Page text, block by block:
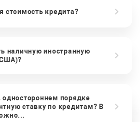
стоимость кредита?
наличную иностранную
порядке
ставку по кредитам? В